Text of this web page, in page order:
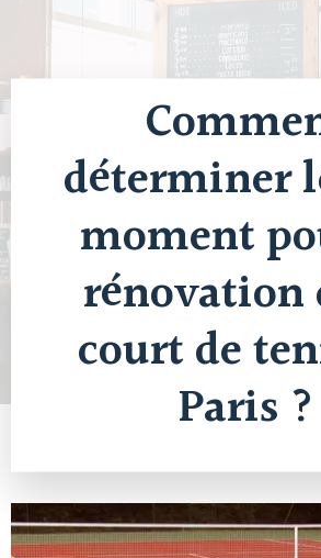
déterminer
moment
rénovation
court de
Paris ?